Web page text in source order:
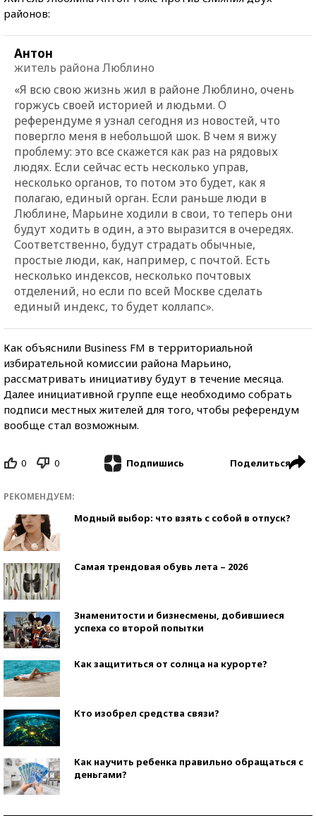
районов:
Антон
житель района Люблино
«Я всю свою жизнь жил в районе Люблино, очень
горжусь своей историей и людьми. О
референдуме я узнал сегодня из новостей, что
повергло меня в небольшой шок. В чем я вижу
проблему: это все скажется как раз на рядовых
людях. Если сейчас есть несколько управ,
несколько органов, то потом это будет, как я
полагаю, единый орган. Если раньше люди в
Люблине, Марьине ходили в свои, то теперь они
будут ходить в один, а это выразится в очередях.
Соответственно, будут страдать обычные,
простые люди, как, например, с почтой. Есть
несколько индексов, несколько почтовых
отделений, но если по всей Москве сделать
единый индекс, то будет коллапс».
Как объяснили Business FM в территориальной
избирательной комиссии района Марьино,
рассматривать инициативу будут в течение месяца.
Далее инициативной группе еще необходимо собрать
подписи местных жителей для того, чтобы референдум
вообще стал возможным.
0 0 Подпишись Поделиться
РЕКОМЕНДУЕМ:
Модный выбор: что взять с собой в отпуск?
Самая трендовая обувь лета – 2026
Знаменитости и бизнесмены, добившиеся
успеха со второй попытки
Как защититься от солнца на курорте?
Кто изобрел средства связи?
Как научить ребенка правильно обращаться с
деньгами?